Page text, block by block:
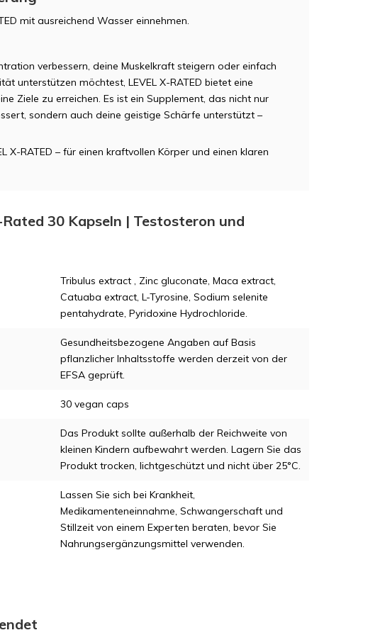
mit ausreichend Wasser einnehmen.
verbessern, deine Muskelkraft steigern oder einfach
unterstützen möchtest, LEVEL X-RATED bietet eine
Ziele zu erreichen. Es ist ein Supplement, das nicht nur
sondern auch deine geistige Schärfe unterstützt –
X-RATED – für einen kraftvollen Körper und einen klaren
30 Kapseln | Testosteron und
Tribulus extract , Zinc gluconate, Maca extract,
Catuaba extract, L-Tyrosine, Sodium selenite
pentahydrate, Pyridoxine Hydrochloride.
Gesundheitsbezogene Angaben auf Basis
pflanzlicher Inhaltsstoffe werden derzeit von der
EFSA geprüft.
30 vegan caps
Das Produkt sollte außerhalb der Reichweite von
kleinen Kindern aufbewahrt werden. Lagern Sie das
Produkt trocken, lichtgeschützt und nicht über 25°C.
Lassen Sie sich bei Krankheit,
Medikamenteneinnahme, Schwangerschaft und
Stillzeit von einem Experten beraten, bevor Sie
Nahrungsergänzungsmittel verwenden.